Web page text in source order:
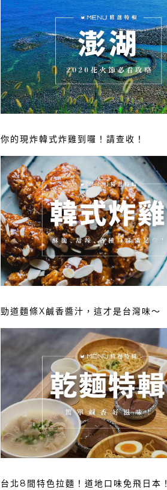
你的現炸韓式炸雞到囉！請查收！
勁道麵條X鹹香醬汁，這才是台灣味～
台北8間特色拉麵！道地口味免飛日本！